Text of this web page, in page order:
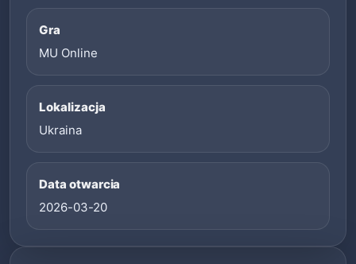
Gra
MU Online
Lokalizacja
Ukraina
Data otwarcia
2026-03-20